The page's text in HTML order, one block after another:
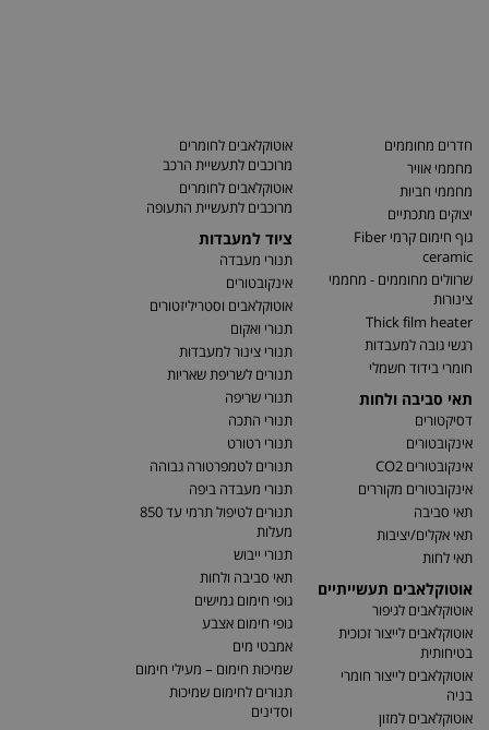
חדרים מחוממים
מחממי אוויר
מחממי חביות
יצוקים מתכתיים
גוף חימום קרמי Fiber
ceramic
שרוולים מחוממים - מחממי
צינורות
Thick film heater
רגשי גובה למעבדות
חומרי בידוד חשמלי
תאי סביבה ולחות
דסיקטורים
אינקובטורים
אינקובטורים CO2
אינקובטורים מקוררים
תאי סביבה
תאי אקלים/יציבות
תאי לחות
אוטוקלאבים תעשייתיים
אוטוקלאבים לגיפור
אוטוקלאבים לייצור זכוכית
בטיחותית
אוטוקלאבים לייצור חומרי
בניה
אוטוקלאבים למזון
אוטוקלאבים לחומרים
מרוכבים לתעשיית הרכב
אוטוקלאבים לחומרים
מרוכבים לתעשיית התעופה
ציוד למעבדות
תנורי מעבדה
אינקובטורים
אוטוקלאבים וסטריליזטורים
תנורי ואקום
תנורי צינור למעבדות
תנורים לשריפת שאריות
תנורי שריפה
תנורי התכה
תנורי רטורט
תנורים לטמפרטורה גבוהה
תנורי מעבדה ביפה
תנורים לטיפול תרמי עד 850
מעלות
תנורי ייבוש
תאי סביבה ולחות
גופי חימום גמישים
גופי חימום אצבע
אמבטי מים
שמיכות חימום – מעילי חימום
תנורים לחימום שמיכות
וסדינים